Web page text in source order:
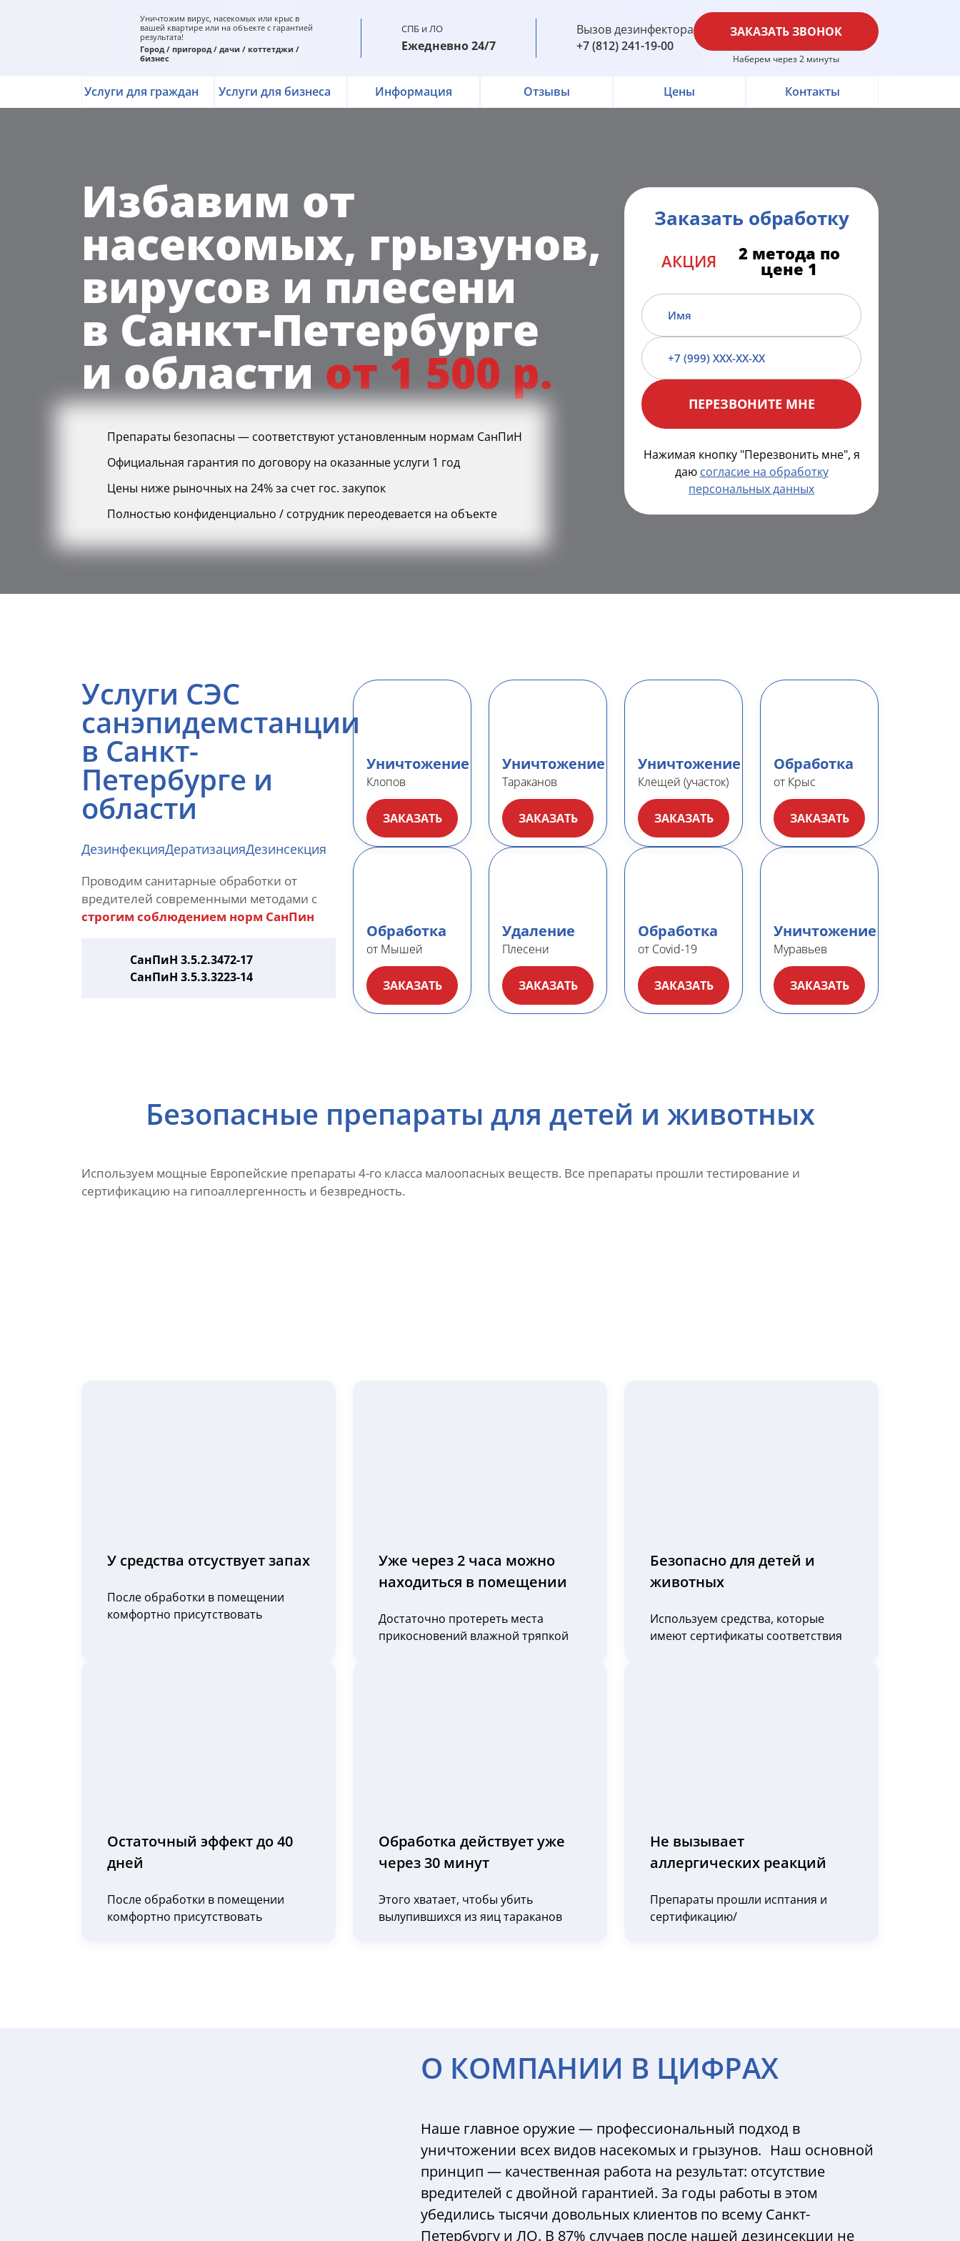
Уничтожим вирус, насекомых или крыс в
вашей квартире или на объекте с гарантией
результата!
Город / пригород / дачи / коттетджи /
бизнес
СПБ и ЛО
Ежедневно 24/7
Вызов дезинфектора
+7 (812) 241-19-00
ЗАКАЗАТЬ ЗВОНОК
Наберем через 2 минуты
Услуги для граждан Услуги для бизнеса Информация Отзывы Цены Контакты
Избавим от
насекомых, грызунов,
вирусов и плесени
в Санкт-Петербурге
и области от 1 500 р.
Препараты безопасны — соответствуют установленным нормам СанПиН
Официальная гарантия по договору на оказанные услуги 1 год
Цены ниже рыночных на 24% за счет гос. закупок
Полностью конфиденциально / сотрудник переодевается на объекте
Заказать обработку
АКЦИЯ 2 метода по
цене 1
Нажимая кнопку "Перезвонить мне", я
даю согласие на обработку
персональных данных
Услуги СЭС
санэпидемстанции
в Санкт-
Петербурге и
области
ДезинфекцияДератизацияДезинсекция
Проводим санитарные обработки от
вредителей современными методами с
строгим соблюдением норм СанПин
СанПиН 3.5.2.3472-17
СанПиН 3.5.3.3223-14
Уничтожение
Клопов
ЗАКАЗАТЬ
Уничтожение
Тараканов
ЗАКАЗАТЬ
Уничтожение
Клещей (участок)
ЗАКАЗАТЬ
Обработка
от Крыс
ЗАКАЗАТЬ
Обработка
от Мышей
ЗАКАЗАТЬ
Удаление
Плесени
ЗАКАЗАТЬ
Обработка
от Covid-19
ЗАКАЗАТЬ
Уничтожение
Муравьев
ЗАКАЗАТЬ
Безопасные препараты для детей и животных
Используем мощные Европейские препараты 4-го класса малоопасных веществ. Все препараты прошли тестирование и
сертификацию на гипоаллергенность и безвредность.
У средства отсуствует запах
После обработки в помещении
комфортно присутствовать
Уже через 2 часа можно
находиться в помещении
Достаточно протереть места
прикосновений влажной тряпкой
Безопасно для детей и
животных
Используем средства, которые
имеют сертификаты соответствия
Остаточный эффект до 40
дней
После обработки в помещении
комфортно присутствовать
Обработка действует уже
через 30 минут
Этого хватает, чтобы убить
вылупившихся из яиц тараканов
Не вызывает
аллергических реакций
Препараты прошли исптания и
сертификацию/
О КОМПАНИИ В ЦИФРАХ
Наше главное оружие — профессиональный подход в
уничтожении всех видов насекомых и грызунов. Наш основной
принцип — качественная работа на результат: отсутствие
вредителей с двойной гарантией. За годы работы в этом
убедились тысячи довольных клиентов по всему Санкт-
Петербургу и ЛО. В 87% случаев после нашей дезинсекции не